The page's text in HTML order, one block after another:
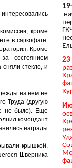
кроме
в саркофаге.
Кроме
состоянием
стекло, и
на нем не
Труда (другую
не было). Еще
комендант
награды
крышкой,
Шверника
23